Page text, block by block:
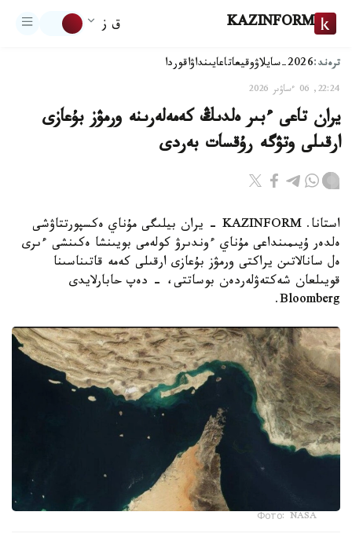
KAZINFORM ق ز
ترەند:2026-سايلاۋ وقيعاتاعايىنداۋاقوردا
22:24, 06 ءساۋىر 2026
يران تاعى ءبىر ەلدىڭ كەمەلەرىنە ورمۋز بۇعازى
ارقىلى وتۋگە رۇقسات بەردى
استانا. KAZINFORM – يران بيلىگى مۇناي ەكسپورتتاۋشى
ەلدەر ۇيىمىنداعى مۇناي ءوندىرۋ كولەمى بويىنشا ەكىنشى ءىرى
ەل سانالاتىن يراكتى ورمۋز بۇعازى ارقىلى كەمە قاتىناسىنا
قويىلعان شەكتەۋلەردەن بوساتتى، - دەپ حابارلايدى
Bloomberg.
Фото: NASA